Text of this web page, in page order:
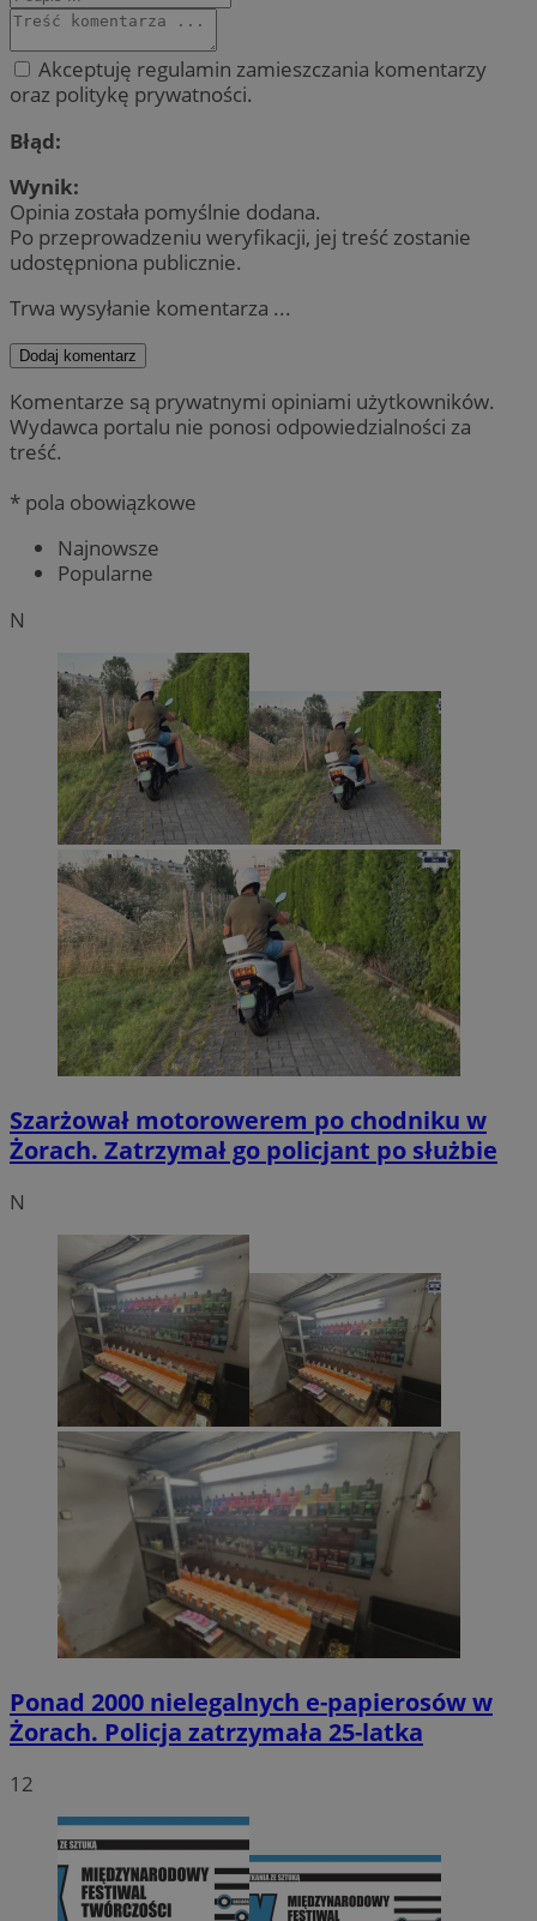
Akceptuję regulamin zamieszczania komentarzy
oraz politykę prywatności.
Błąd:
Wynik:
Opinia została pomyślnie dodana.
Po przeprowadzeniu weryfikacji, jej treść zostanie
udostępniona publicznie.
Trwa wysyłanie komentarza ...
Dodaj komentarz
Komentarze są prywatnymi opiniami użytkowników.
Wydawca portalu nie ponosi odpowiedzialności za
treść.
* pola obowiązkowe
Najnowsze
Popularne
N
Szarżował motorowerem po chodniku w
Żorach. Zatrzymał go policjant po służbie
N
Ponad 2000 nielegalnych e-papierosów w
Żorach. Policja zatrzymała 25-latka
12